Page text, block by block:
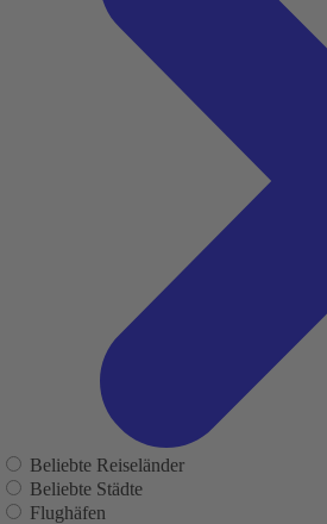
Beliebte Reiseländer
Beliebte Städte
Flughäfen